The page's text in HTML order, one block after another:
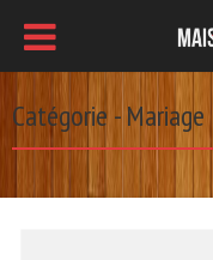
Catégorie - Mariage